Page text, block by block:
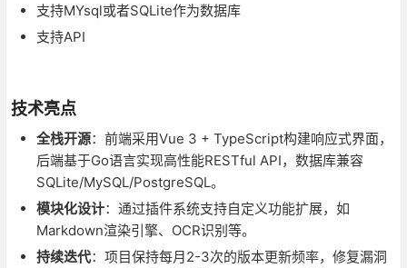
支持MYsql或者SQLite作为数据库
支持API
技术亮点
全栈开源：前端采用Vue 3 + TypeScript构建响应式界面，
后端基于Go语言实现高性能RESTful API，数据库兼容
SQLite/MySQL/PostgreSQL。
模块化设计：通过插件系统支持自定义功能扩展，如
Markdown渲染引擎、OCR识别等。
持续迭代：项目保持每月2-3次的版本更新频率，修复漏洞